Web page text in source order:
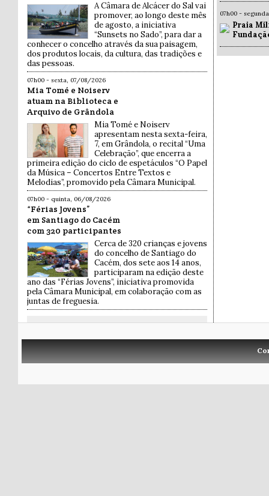
A Câmara de Alcácer do Sal vai
promover, ao longo deste mês
de agosto, a iniciativa
“Sunsets no Sado”, para dar a
conhecer o concelho através da sua paisagem,
dos produtos locais, da cultura, das tradições e
das pessoas.
07h00 - sexta, 07/08/2026
Mia Tomé e Noiserv
atuam na Biblioteca e
Arquivo de Grândola
Mia Tomé e Noiserv
apresentam nesta sexta-feira,
7, em Grândola, o recital “Uma
Celebração”, que encerra a
primeira edição do ciclo de espetáculos “O Papel
da Música – Concertos Entre Textos e
Melodias”, promovido pela Câmara Municipal.
07h00 - quinta, 06/08/2026
“Férias Jovens”
em Santiago do Cacém
com 320 participantes
Cerca de 320 crianças e jovens
do concelho de Santiago do
Cacém, dos sete aos 14 anos,
participaram na edição deste
ano das “Férias Jovens”, iniciativa promovida
pela Câmara Municipal, em colaboração com as
juntas de freguesia.
07h00 -
Praia